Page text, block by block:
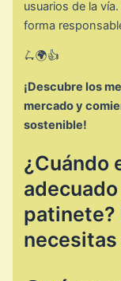
usuarios de la
forma
🛴🌍👍
¡Descubre los
mercado y
sostenible!
¿Cuándo
patinete?